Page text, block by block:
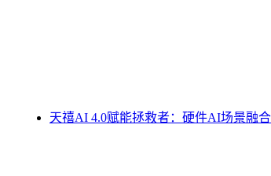
天禧AI 4.0赋能拯救者：硬件AI场景融合